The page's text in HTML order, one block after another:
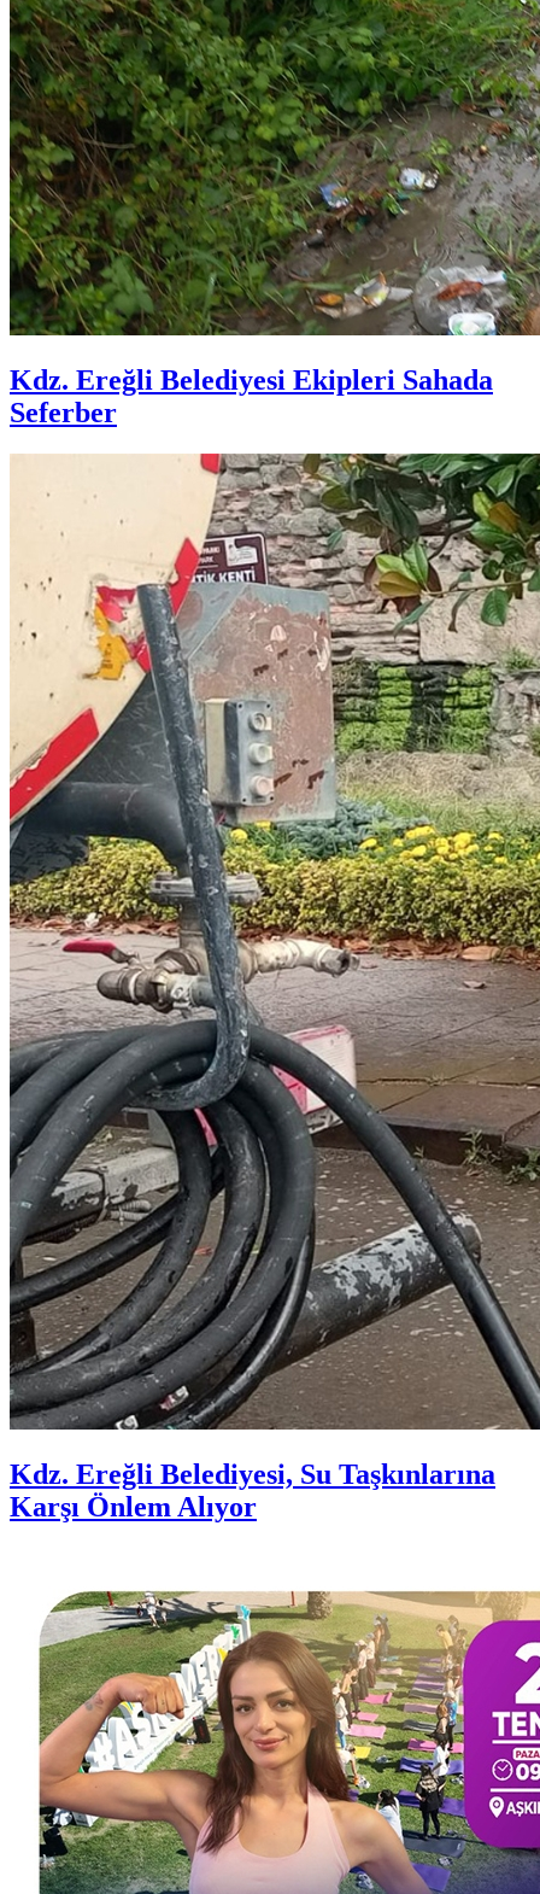
Kdz. Ereğli Belediyesi Ekipleri Sahada
Seferber
Kdz. Ereğli Belediyesi, Su Taşkınlarına
Karşı Önlem Alıyor